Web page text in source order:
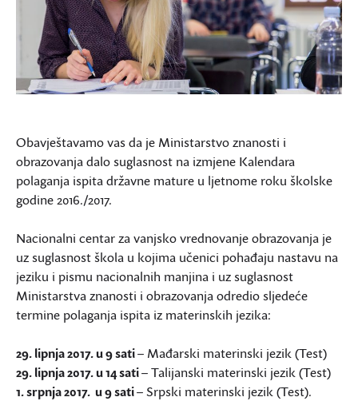
Obavještavamo vas da je Ministarstvo znanosti i
obrazovanja dalo suglasnost na izmjene Kalendara
polaganja ispita državne mature u ljetnome roku školske
godine 2016./2017.
Nacionalni centar za vanjsko vrednovanje obrazovanja je
uz suglasnost škola u kojima učenici pohađaju nastavu na
jeziku i pismu nacionalnih manjina i uz suglasnost
Ministarstva znanosti i obrazovanja odredio sljedeće
termine polaganja ispita iz materinskih jezika:
29. lipnja 2017. u 9 sati– Mađarski materinski jezik (Test)
29. lipnja 2017. u 14 sati– Talijanski materinski jezik (Test)
1. srpnja 2017. u 9 sati– Srpski materinski jezik (Test).